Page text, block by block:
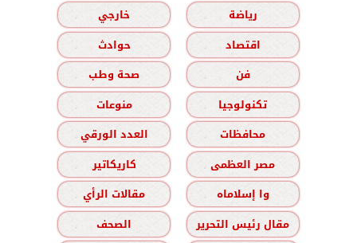
رياضة
خارجي
اقتصاد
حوادث
فن
صحة وطب
تكنولوجيا
منوعات
محافظات
العدد الورقي
مصر العظمى
كاريكاتير
وا إسلاماه
مقالات الرأي
مقال رئيس التحرير
الصحف